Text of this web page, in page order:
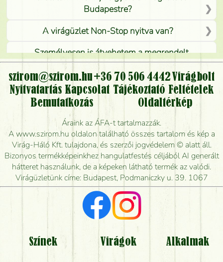
Budapestre?
A virágüzlet Non-Stop nyitva van?
Személyesen is átvehetem a megrendelt
virágcsokrot, vagy csak virágküldéssel, kiszállítással
kérhető?
Vidékre is lehet rendelni?
Meddig rendelhetek virágküldést úgy, hogy még ma
kiszállítsák?
Mennyire gyorsan tudják elkészíteni a csokrot, és
mikor tudják leghamarabb kiszállítani?
Vörös rózsát keresek, van önöknél?
Milyen visszajelzést kapok a virágküldésről?
Tényleg azt kapom, ami a képen van?
Mit kell tudni a virágcsokrok szállításáról?
szirom@szirom.hu +36 70 506 4442 Virágbolt
Nyitvatartás Kapcsolat Tájékoztató Feltételek
Bemutatkozás
Oldaltérkép
Áraink az ÁFA-t tartalmazzák.
A www.szirom.hu oldalon található összes tartalom és kép a
Virág-Háló Kft. tulajdona, és szerzői jogvédelem © alatt áll.
Bizonyos termékképeinkhez hangulatfestés céljából AI generált
hátteret használunk, de a képeken látható termék az valódi.
Virágüzletünk címe: Budapest, Podmaniczky u. 39. 1067
Színek Virágok Alkalmak